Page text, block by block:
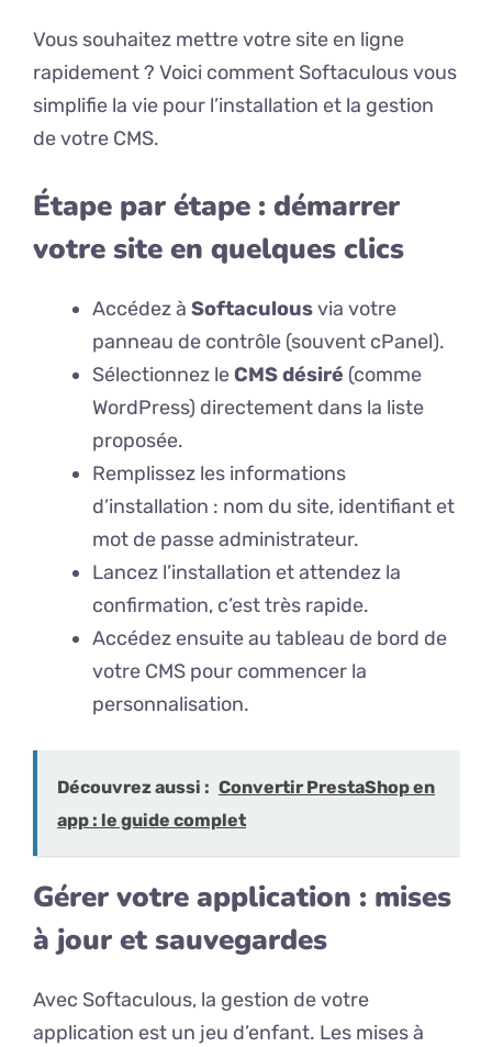
Vous souhaitez mettre votre site en ligne
rapidement ? Voici comment Softaculous vous
simplifie la vie pour l’installation et la gestion
de votre CMS.
Étape par étape : démarrer
votre site en quelques clics
Accédez à Softaculousvia votre
panneau de contrôle (souvent cPanel).
Sélectionnez leCMS désiré (comme
WordPress) directement dans la liste
proposée.
Remplissez les informations
d’installation : nom du site, identifiant et
mot de passe administrateur.
Lancez l’installation et attendez la
confirmation, c’est très rapide.
Accédez ensuite au tableau de bord de
votre CMS pour commencer la
personnalisation.
Découvrez aussi : Convertir PrestaShop en
app : le guide complet
Gérer votre application : mises
à jour et sauvegardes
Avec Softaculous, la gestion de votre
application est un jeu d’enfant. Les mises à